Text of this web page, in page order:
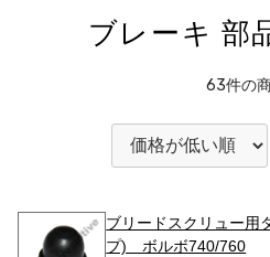
ブレーキ 部
63件の
ブリードスクリュー用
プ) ボルボ740/760